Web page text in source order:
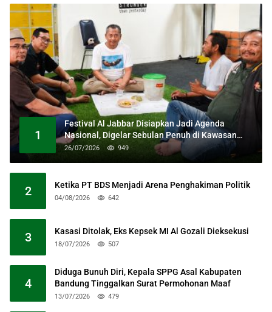
1
Festival Al Jabbar Disiapkan Jadi Agenda
Nasional, Digelar Sebulan Penuh di Kawasan
Masjid Raya Al Jabbar
26/07/2026 949
2 Ketika PT BDS Menjadi Arena Penghakiman Politik
04/08/2026 642
3 Kasasi Ditolak, Eks Kepsek MI Al Gozali Dieksekusi
18/07/2026 507
4
Diduga Bunuh Diri, Kepala SPPG Asal Kabupaten
Bandung Tinggalkan Surat Permohonan Maaf
13/07/2026 479